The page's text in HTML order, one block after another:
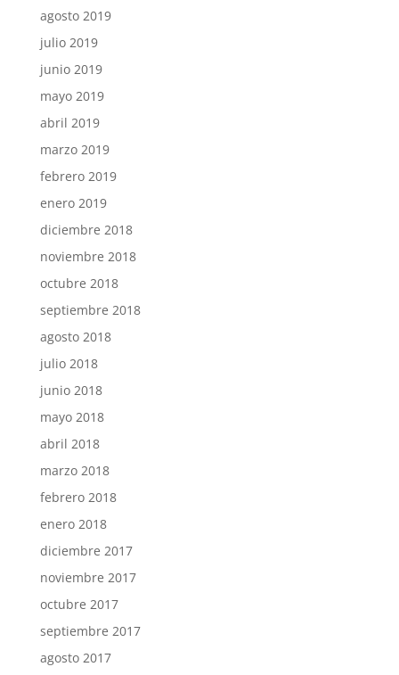
agosto 2019
julio 2019
junio 2019
mayo 2019
abril 2019
marzo 2019
febrero 2019
enero 2019
diciembre 2018
noviembre 2018
octubre 2018
septiembre 2018
agosto 2018
julio 2018
junio 2018
mayo 2018
abril 2018
marzo 2018
febrero 2018
enero 2018
diciembre 2017
noviembre 2017
octubre 2017
septiembre 2017
agosto 2017